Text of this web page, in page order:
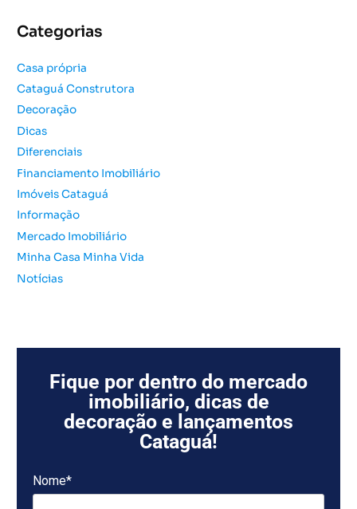
i
a
r
p
o
r
Categorias
Casa própria
Cataguá Construtora
Decoração
Dicas
Diferenciais
Financiamento Imobiliário
Imóveis Cataguá
Informação
Mercado Imobiliário
Minha Casa Minha Vida
Notícias
Fique por dentro do mercado
imobiliário, dicas de
decoração e lançamentos
Cataguá!
Nome*